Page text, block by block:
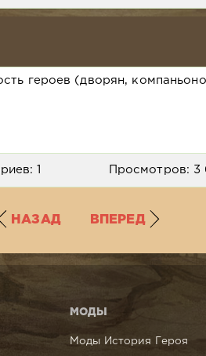
героев (дворян,
1 Просмотров: 3
НАЗАД ВПЕРЕД
МОДЫ
Моды История Героя